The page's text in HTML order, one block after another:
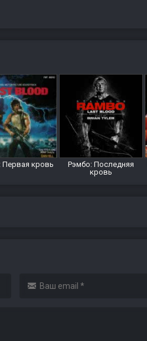
Первая кровь
Рэмбо: Последняя
кровь